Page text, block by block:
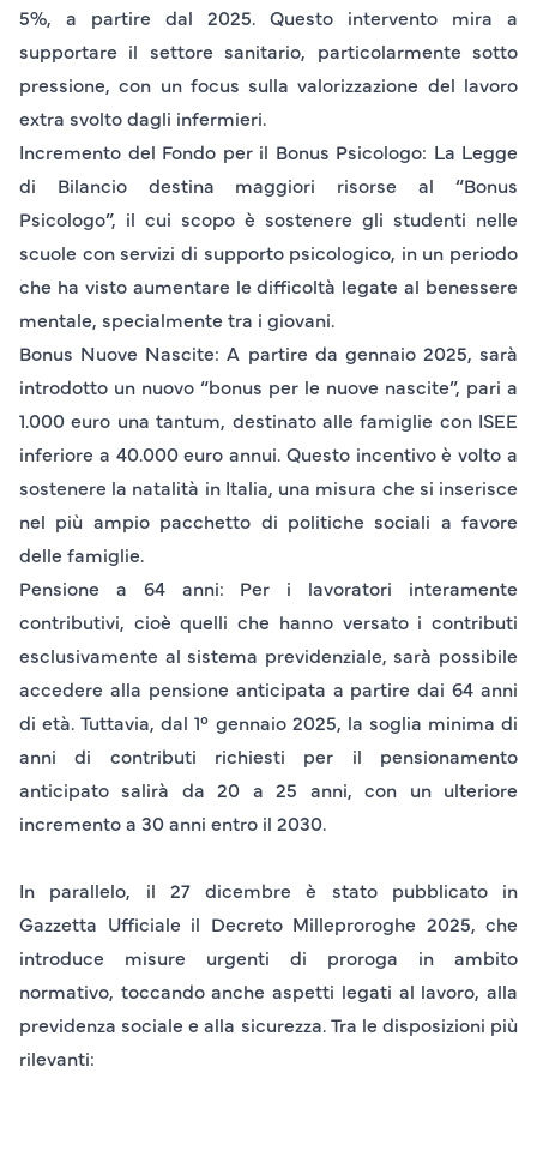
5%, a partire dal 2025. Questo intervento mira a
supportare il settore sanitario, particolarmente sotto
pressione, con un focus sulla valorizzazione del lavoro
extra svolto dagli infermieri.
Incremento del Fondo per il Bonus Psicologo: La Legge
di Bilancio destina maggiori risorse al “Bonus
Psicologo”, il cui scopo è sostenere gli studenti nelle
scuole con servizi di supporto psicologico, in un periodo
che ha visto aumentare le difficoltà legate al benessere
mentale, specialmente tra i giovani.
Bonus Nuove Nascite: A partire da gennaio 2025, sarà
introdotto un nuovo “bonus per le nuove nascite”, pari a
1.000 euro una tantum, destinato alle famiglie con ISEE
inferiore a 40.000 euro annui. Questo incentivo è volto a
sostenere la natalità in Italia, una misura che si inserisce
nel più ampio pacchetto di politiche sociali a favore
delle famiglie.
Pensione a 64 anni: Per i lavoratori interamente
contributivi, cioè quelli che hanno versato i contributi
esclusivamente al sistema previdenziale, sarà possibile
accedere alla pensione anticipata a partire dai 64 anni
di età. Tuttavia, dal 1° gennaio 2025, la soglia minima di
anni di contributi richiesti per il pensionamento
anticipato salirà da 20 a 25 anni, con un ulteriore
incremento a 30 anni entro il 2030.
In parallelo, il 27 dicembre è stato pubblicato in
Gazzetta Ufficiale il Decreto Milleproroghe 2025, che
introduce misure urgenti di proroga in ambito
normativo, toccando anche aspetti legati al lavoro, alla
previdenza sociale e alla sicurezza. Tra le disposizioni più
rilevanti: